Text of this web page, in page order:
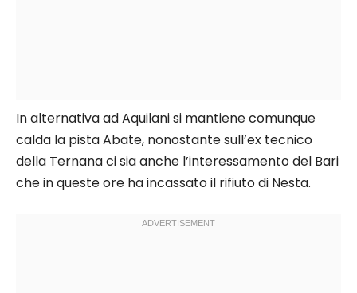
In alternativa ad Aquilani si mantiene comunque
calda la pista Abate, nonostante sull’ex tecnico
della Ternana ci sia anche l’interessamento del Bari
che in queste ore ha incassato il rifiuto di Nesta.